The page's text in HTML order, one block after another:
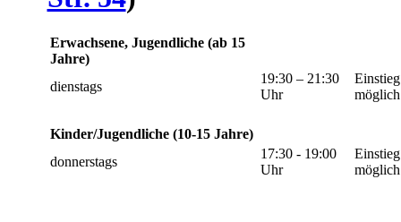
Erwachsene, Jugendliche (ab 15
Jahre)
dienstags
19:30 – 21:30
Uhr
möglich
Kinder/Jugendliche (10-15 Jahre)
donnerstags
17:30 - 19:00
Uhr
möglich